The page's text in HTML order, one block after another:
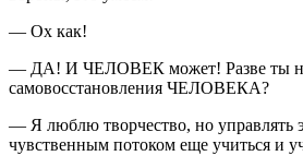
— Ох как!
— ДА! И ЧЕЛОВЕК может! Разве ты
самовосстановления ЧЕЛОВЕКА?
— Я люблю творчество, но управлять
чувственным потоком еще учиться и